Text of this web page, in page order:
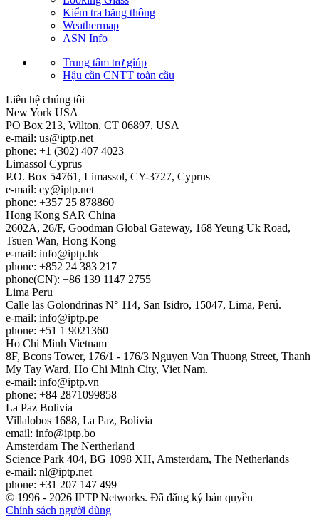
Kiểm tra băng thông
Weathermap
ASN Info
Trung tâm trợ giúp
Hậu cần CNTT toàn cầu
Liên hệ chúng tôi
New York USA
PO Box 213, Wilton, CT 06897, USA
e-mail: us
iptp.net
phone: +1 (302) 407 4023
Limassol Cyprus
P.O. Box 54761, Limassol, CY-3727, Cyprus
e-mail: cy
iptp.net
phone: +357 25 878860
Hong Kong SAR China
2602A, 26/F, Goodman Global Gateway, 168 Yeung Uk Road,
Tsuen Wan, Hong Kong
e-mail: info
iptp.hk
phone: +852 24 383 217
phone(CN): +86 139 1147 2755
Lima Peru
Calle las Golondrinas N° 114, San Isidro, 15047, Lima, Perú.
e-mail: info
iptp.pe
phone: +51 1 9021360
Ho Chi Minh Vietnam
8F, Bcons Tower, 176/1 - 176/3 Nguyen Van Thuong Street, Thanh
My Tay Ward, Ho Chi Minh City, Viet Nam.
e-mail: info
iptp.vn
phone: +84 2871099858
La Paz Bolivia
Villalobos 1688, La Paz, Bolivia
email: info
iptp.bo
Amsterdam The Nertherland
Science Park 404, BG 1098 XH, Amsterdam, The Netherlands
e-mail: nl
iptp.net
phone: +31 207 147 499
© 1996 - 2026 IPTP Networks. Đã đăng ký bản quyền
Chính sách người dùng